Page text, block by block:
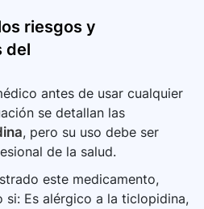
riesgos y
del
antes de usar cualquier
se detallan las
, pero su uso debe ser
de la salud.
este medicamento,
si: Es alérgico a la ticlopidina,